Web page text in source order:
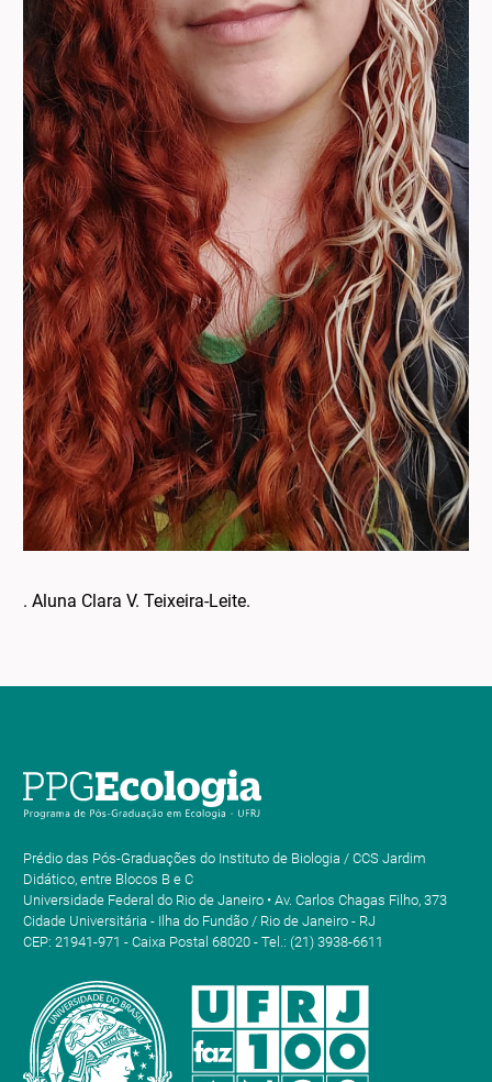
. Aluna Clara V. Teixeira-Leite.
Prédio das Pós-Graduações do Instituto de Biologia / CCS Jardim
Didático, entre Blocos B e C
Universidade Federal do Rio de Janeiro • Av. Carlos Chagas Filho, 373
Cidade Universitária - Ilha do Fundão / Rio de Janeiro - RJ
CEP: 21941-971 - Caixa Postal 68020 - Tel.: (21) 3938-6611